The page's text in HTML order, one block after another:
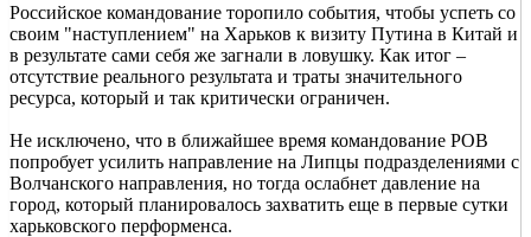
Российское командование торопило события, чтобы успеть со
своим "наступлением" на Харьков к визиту Путина в Китай и
в результате сами себя же загнали в ловушку. Как итог –
отсутствие реального результата и траты значительного
ресурса, который и так критически ограничен.
Не исключено, что в ближайшее время командование РОВ
попробует усилить направление на Липцы подразделениями с
Волчанского направления, но тогда ослабнет давление на
город, который планировалось захватить еще в первые сутки
харьковского перформенса.